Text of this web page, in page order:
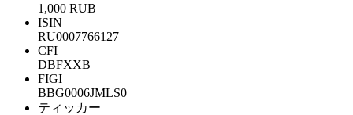
1,000 RUB
ISIN
RU0007766127
CFI
DBFXXB
FIGI
BBG0006JMLS0
ティッカー